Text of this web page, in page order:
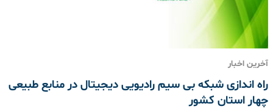
آخرین اخبار
راه اندازی شبکه بی سیم رادیویی دیجیتال در منابع طبیعی
چهار استان کشور